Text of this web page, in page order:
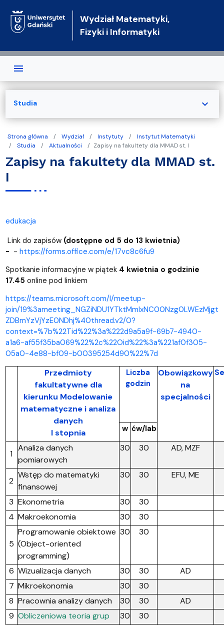
Wydział Matematyki,
Fizyki i Informatyki
Strona główna Wydział Instytuty
Instytut Matematyki
Studia
Aktualności Zapisy na fakultety dla MMAD st. I
Zapisy na fakultety dla MMAD st.
I
edukacja
Link do zapisów (dostępne od 5 do 13 kwietnia)
- - https://forms.office.com/e/17vc8c6fu9
Spotkanie informacyjne w piątek 4 kwietnia o godzinie
17.45 online pod linkiem
https://teams.microsoft.com/l/meetup-
join/19%3ameeting_NGZiNDU1YTktMmIxNC00Nzg0LWEzMjgt
ZDBmYzVjYzE0NDhj%40thread.v2/0?
context=%7b%22Tid%22%3a%222d9a5a9f-69b7-4940-
a1a6-af55f35ba069%22%2c%22Oid%22%3a%221af0f305-
05a0-4e88-bf09-b00395254d90%22%7d
Przedmioty
fakultatywne dla
kierunku Modelowanie
matematyczne i analiza
danych
I stopnia
Liczba
godzin
Obowiązkowy
na
specjalności
w ćw/lab
1
Analiza danych
pomiarowych
30 30 AD, MZF
2
Wstęp do matematyki
finansowej
30 30 EFU, ME
3 Ekonometria 30
30
4 Makroekonomia 30 30
5
Programowanie obiektowe
(Object-oriented
programming)
30 30
6 Wizualizacja danych 30 30
AD
7 Mikroekonomia 30
30
8 Pracownia analizy danych 30 30
AD
9 Obliczeniowa teoria grup 30
30
Studia expand_more